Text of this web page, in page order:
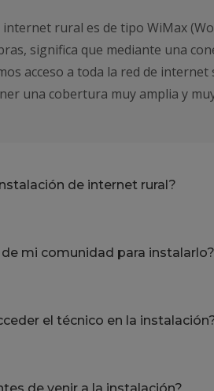
internet rural es de tipo WiMax
significa que mediante una
acceso a toda la red de internet
una cobertura muy amplia y
de internet rural?
mi comunidad para instalarlo?
el técnico en la
de venir a la instalación?